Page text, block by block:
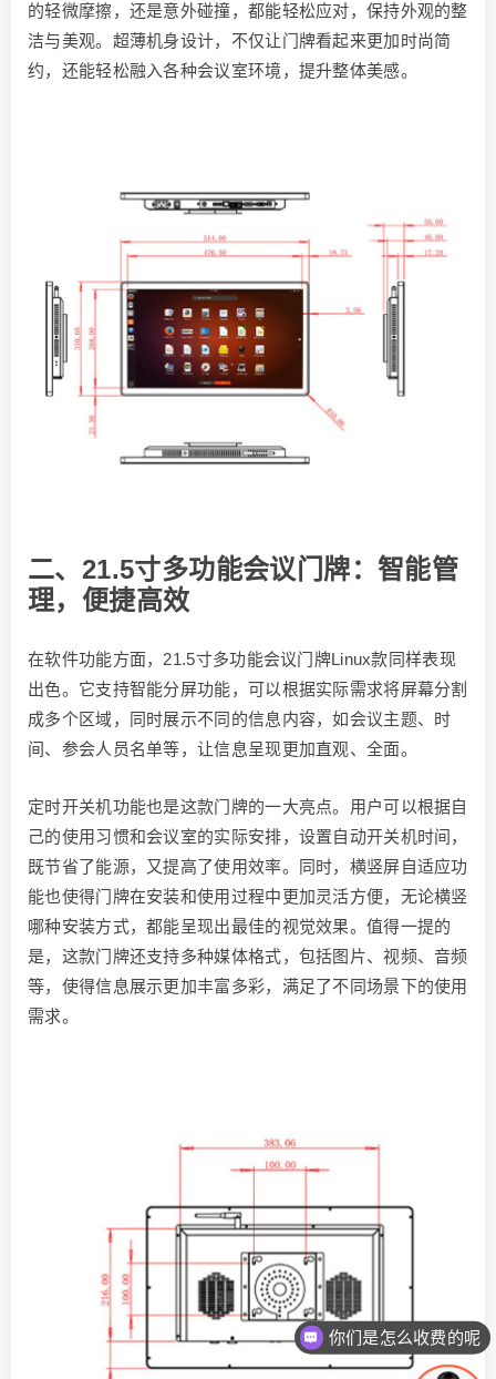
的轻微摩擦，还是意外碰撞，都能轻松应对，保持外观的整
洁与美观。超薄机身设计，不仅让门牌看起来更加时尚简
约，还能轻松融入各种会议室环境，提升整体美感。
二、21.5寸多功能会议门牌：智能管
理，便捷高效
在软件功能方面，21.5寸多功能会议门牌Linux款同样表现
出色。它支持智能分屏功能，可以根据实际需求将屏幕分割
成多个区域，同时展示不同的信息内容，如会议主题、时
间、参会人员名单等，让信息呈现更加直观、全面。
定时开关机功能也是这款门牌的一大亮点。用户可以根据自
己的使用习惯和会议室的实际安排，设置自动开关机时间，
既节省了能源，又提高了使用效率。同时，横竖屏自适应功
能也使得门牌在安装和使用过程中更加灵活方便，无论横竖
哪种安装方式，都能呈现出最佳的视觉效果。值得一提的
是，这款门牌还支持多种媒体格式，包括图片、视频、音频
等，使得信息展示更加丰富多彩，满足了不同场景下的使用
需求。
你们是怎么收费的呢